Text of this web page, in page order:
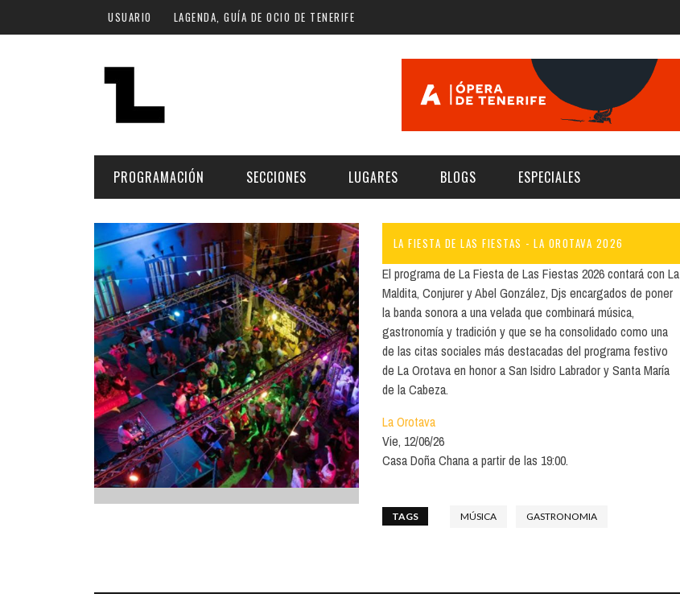
Pasar al contenido principal
USUARIO LAGENDA, GUÍA DE OCIO DE TENERIFE
PROGRAMACIÓN
FECHA
Hoy
Plan Finde
LUGAR
Norte
Santa Cruz | La Laguna
Cultura
Deporte y Naturaleza
Gastro
SECCIONES
MÚSICA
ESCÉNICAS
CULTURA
GASTRONOMÍA
INFANTIL
LUGARES
ARTE | MUSEOS
SALAS Y AUDITORIOS
ESPACIOS CULTURALES
NOCHE
LOCALES CON ACTUACIONES
COMERCIO
GASTRO
FORMATIVO
BLOGS ESPECIALES
FESTIVAL BOREAL 2026
FESTIVAL TAGANANA 2026
TENERIFE PHE FESTIVAL 2026
XXVII VERANO DE CUENTO
LA FIESTA DE LAS FIESTAS - LA OROTAVA 2026
El programa de La Fiesta de Las Fiestas 2026 contará con La
Maldita, Conjurer y Abel González, Djs encargados de poner
la banda sonora a una velada que combinará música,
gastronomía y tradición y que se ha consolidado como una
de las citas sociales más destacadas del programa festivo
de La Orotava en honor a San Isidro Labrador y Santa María
de la Cabeza.
La Orotava
Vie, 12/06/26
Casa Doña Chana a partir de las 19:00.
TAGS MÚSICA GASTRONOMIA